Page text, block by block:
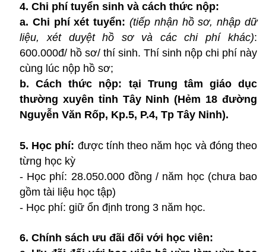
4. Chi phí tuyển sinh và cách thức nộp:
a. Chi phí xét tuyển: (tiếp nhận hồ sơ, nhập dữ
liệu, xét duyệt hồ sơ và các chi phí khác):
600.000đ/ hồ sơ/ thí sinh. Thí sinh nộp chi phí này
cùng lúc nộp hồ sơ;
b. Cách thức nộp: tại Trung tâm giáo dục
thường xuyên tỉnh Tây Ninh (Hẻm 18 đường
Nguyễn Văn Rốp, Kp.5, P.4, Tp Tây Ninh).
5. Học phí: được tính theo năm học và đóng theo
từng học kỳ
- Học phí: 28.050.000 đồng / năm học (chưa bao
gồm tài liệu học tập)
- Học phí: giữ ổn định trong 3 năm học.
6. Chính sách ưu đãi đối với học viên: